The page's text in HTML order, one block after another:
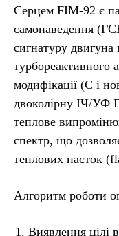
Серцем FIM-92 є
самонаведення
сигнатуру двигуна
турбореактивного
модифікації (C і
двоколірну ІЧ/УФ
теплове
спектр, що
теплових пасток
Алгоритм роботи
Виявлення цілі